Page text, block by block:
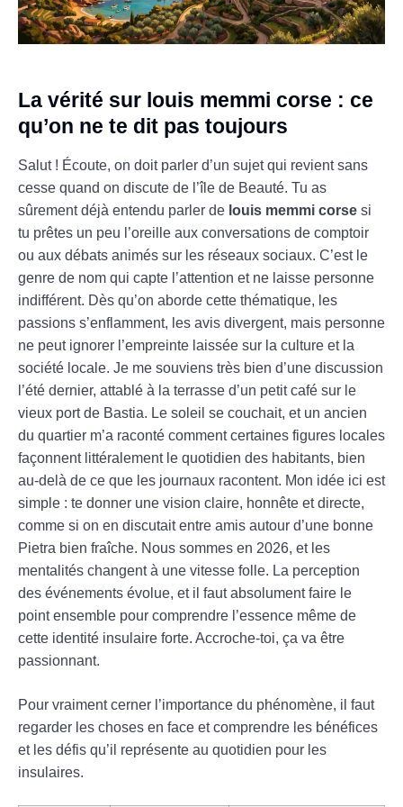
La vérité sur louis memmi corse : ce
qu’on ne te dit pas toujours
Salut ! Écoute, on doit parler d’un sujet qui revient sans
cesse quand on discute de l’île de Beauté. Tu as
sûrement déjà entendu parler de louis memmi corse si
tu prêtes un peu l’oreille aux conversations de comptoir
ou aux débats animés sur les réseaux sociaux. C’est le
genre de nom qui capte l’attention et ne laisse personne
indifférent. Dès qu’on aborde cette thématique, les
passions s’enflamment, les avis divergent, mais personne
ne peut ignorer l’empreinte laissée sur la culture et la
société locale. Je me souviens très bien d’une discussion
l’été dernier, attablé à la terrasse d’un petit café sur le
vieux port de Bastia. Le soleil se couchait, et un ancien
du quartier m’a raconté comment certaines figures locales
façonnent littéralement le quotidien des habitants, bien
au-delà de ce que les journaux racontent. Mon idée ici est
simple : te donner une vision claire, honnête et directe,
comme si on en discutait entre amis autour d’une bonne
Pietra bien fraîche. Nous sommes en 2026, et les
mentalités changent à une vitesse folle. La perception
des événements évolue, et il faut absolument faire le
point ensemble pour comprendre l’essence même de
cette identité insulaire forte. Accroche-toi, ça va être
passionnant.
Pour vraiment cerner l’importance du phénomène, il faut
regarder les choses en face et comprendre les bénéfices
et les défis qu’il représente au quotidien pour les
insulaires.